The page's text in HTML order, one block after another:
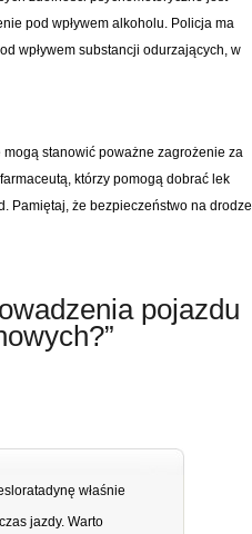
pod wpływem alkoholu. Policja ma
wpływem substancji odurzających, w
stanowić poważne zagrożenie za
którzy pomogą dobrać lek
Pamiętaj, że bezpieczeństwo na drodze
pojazdu
właśnie
jazdy. Warto